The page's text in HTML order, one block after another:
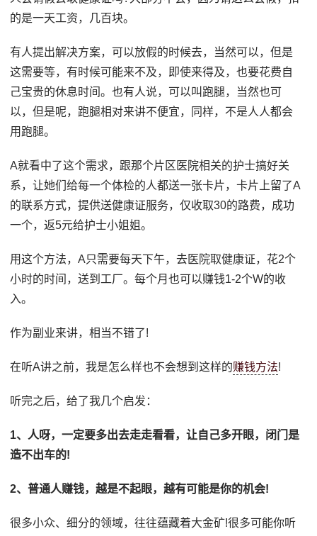
的是一天工资，几百块。
有人提出解决方案，可以放假的时候去，当然可以，但是
这需要等，有时候可能来不及，即使来得及，也要花费自
己宝贵的休息时间。也有人说，可以叫跑腿，当然也可
以，但是呢，跑腿相对来讲不便宜，同样，不是人人都会
用跑腿。
A就看中了这个需求，跟那个片区医院相关的护士搞好关
系，让她们给每一个体检的人都送一张卡片，卡片上留了A
的联系方式，提供送健康证服务，仅收取30的路费，成功
一个，返5元给护士小姐姐。
用这个方法，A只需要每天下午，去医院取健康证，花2个
小时的时间，送到工厂。每个月也可以赚钱1-2个W的收
入。
作为副业来讲，相当不错了!
在听A讲之前，我是怎么样也不会想到这样的赚钱方法!
听完之后，给了我几个启发：
1、人呀，一定要多出去走走看看，让自己多开眼，闭门是
造不出车的!
2、普通人赚钱，越是不起眼，越有可能是你的机会!
很多小众、细分的领域，往往蕴藏着大金矿!很多可能你听